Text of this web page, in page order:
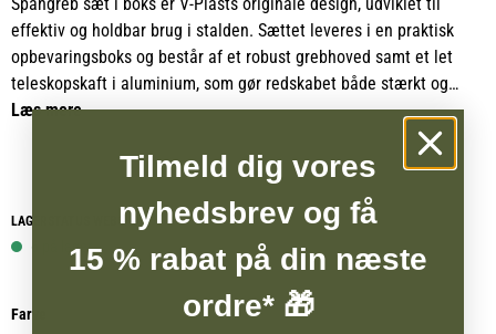
effektiv og holdbar brug i stalden. Sættet leveres i en praktisk
opbevaringsboks og består af et robust grebhoved samt et let
teleskopskaft i aluminium, som gør redskabet både stærkt og
behageligt at arbejde med.
Det justerbare teleskopskaft kan nemt indstilles fra 75 cm til 120
cm, så længden kan tilpasses efter behov. Det giver en god
arbejdsstilling og gør samtidig redskabet kompakt og praktisk at
opbevare.
Grebhovedet er fremstillet i et særdeles stærkt materiale, der er
konstrueret til at være uknækkeligt. Det kan endda modstå at
Læs mere
LAGERSTATUS WEBSHOP
6 på lager
Farve
Tilmeld dig vores
nyhedsbrev og få
15 % rabat på din næste
ordre* 🎁